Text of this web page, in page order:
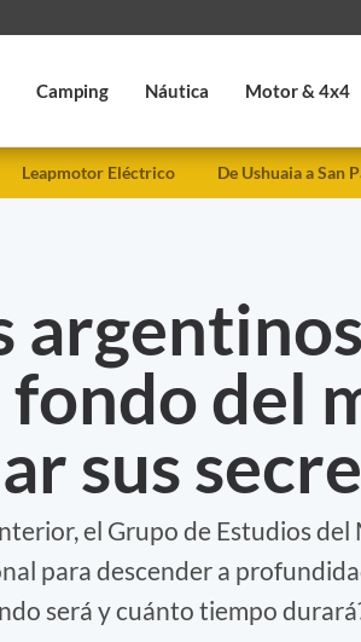
Camping Náutica Motor & 4x4
Leapmotor Eléctrico De Ushuaia a San
argentinos
del
sus
el Grupo de Estudios
para descender a
será y cuánto tiempo